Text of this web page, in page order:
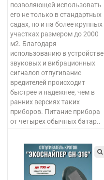
позволяющей использовать
его не только в стандартных
садах, но и на более крупных
участках размером до 2000
м2. Благодаря
использованию в устройстве
звуковых и вибрационных
сигналов отпугивание
вредителей происходит
быстрее и надежнее, чем в
ранних версиях таких
приборов. Питание прибора
от четырех обычных батар..